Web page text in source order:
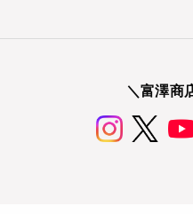
＼富澤商